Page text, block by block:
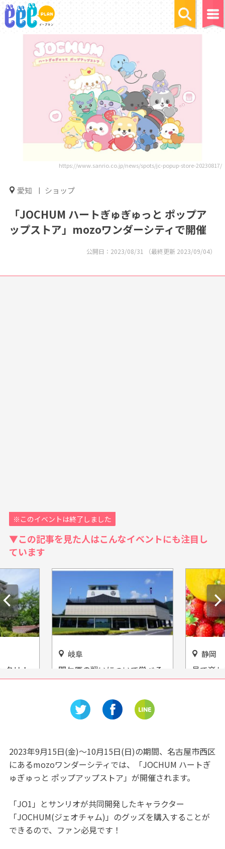
https://www.sanrio.co.jp/news/spots/jc-popup-store-20230817/
愛知 ショップ
「JOCHUM ハートぎゅぎゅっと ポップア
ップストア」mozoワンダーシティで開催
公開日： 2023/08/31 （最終更新 2023/09/04）
※このイベントは終了しました
▼この記事を見た人はこんなイベントにも注目し
ています
リ！
岐阜
関ケ原の戦いについて学べる
「岐阜関ケ原古戦場記念館」
静岡
見て楽
♡五感で
2023年9月15日(金)～10月15日(日)の期間、名古屋市西区
にあるmozoワンダーシティでは、「JOCHUM ハートぎ
ゅぎゅっと ポップアップストア」が開催されます。
「JO1」とサンリオが共同開発したキャラクター
「JOCHUM(ジェオチャム)」のグッズを購入することが
できるので、ファン必見です！